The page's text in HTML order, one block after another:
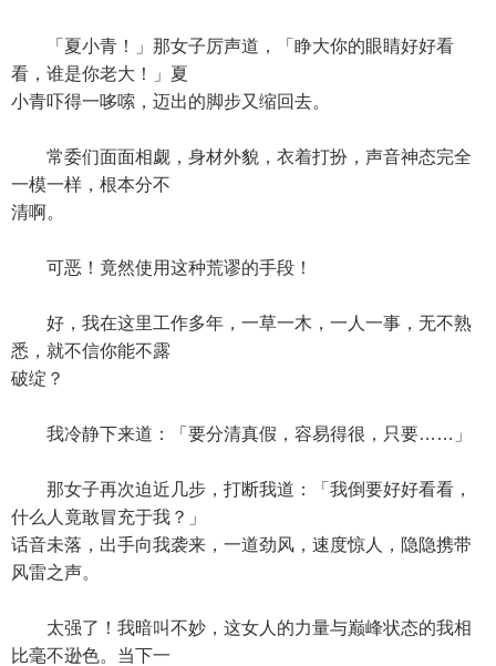
「夏小青！」那女子厉声道，「睁大你的眼睛好好看
看，谁是你老大！」夏
小青吓得一哆嗦，迈出的脚步又缩回去。
常委们面面相觑，身材外貌，衣着打扮，声音神态完全
一模一样，根本分不
清啊。
可恶！竟然使用这种荒谬的手段！
好，我在这里工作多年，一草一木，一人一事，无不熟
悉，就不信你能不露
破绽？
我冷静下来道：「要分清真假，容易得很，只要……」
那女子再次迫近几步，打断我道：「我倒要好好看看，
什么人竟敢冒充于我？」
话音未落，出手向我袭来，一道劲风，速度惊人，隐隐携带
风雷之声。
太强了！我暗叫不妙，这女人的力量与巅峰状态的我相
比毫不逊色。当下一